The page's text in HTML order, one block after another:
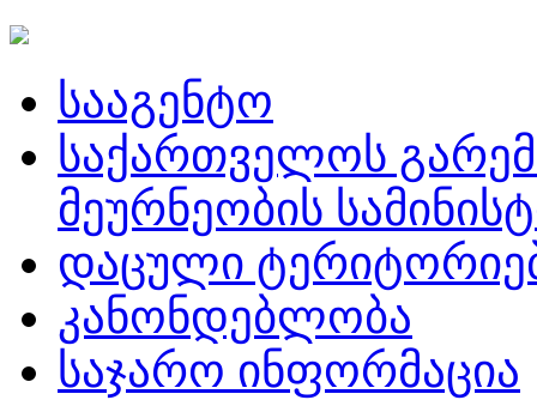
სააგენტო
საქართველოს
მეურნეობის
დაცული
კანონდებლობა
საჯარო ინფორმაცია